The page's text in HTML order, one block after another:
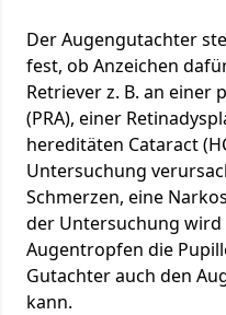
Der Augengutachter
fest, ob Anzeichen
Retriever z. B. an einer
(PRA), einer
hereditäten Cataract
Untersuchung
Schmerzen, eine
der Untersuchung
Augentropfen die
Gutachter auch den
kann.